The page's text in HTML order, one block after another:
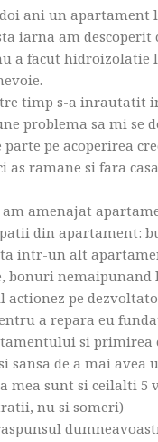
ani un
iarna am descoperit
a facut hidroizolatie
timp s-a inrautatit
problema sa mi se
pe acoperirea
as ramane si fara
amenajat
din apartament:
intr-un alt
bonuri nemaipunand
actionez pe
a repara eu
si primirea
sansa de a mai avea
mea sunt si ceilalti 5
nu si someri)